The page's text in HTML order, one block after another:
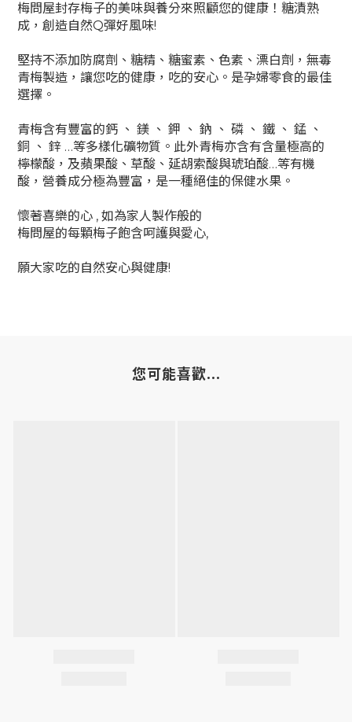
梅問屋封存梅子的美味與養分來照顧您的健康！糖漬熟
成，創造自然Q彈好風味!
堅持不添加防腐劑、糖精、糖蜜素、色素、漂白劑，無毒
青梅製造，讓您吃的健康，吃的安心。是孕婦零食的最佳
選擇。
青梅含有豐富的鈣 、 鎂 、 鉀 、 鈉 、 磷 、 鐵 、 錳 、
銅 、 鋅 …等多樣化礦物質。此外青梅亦含有含量極高的
檸檬酸，及蘋果酸、草酸、延胡索酸與琥珀酸…等有機
酸，營養成分極為豐富，是一種絕佳的保健水果。
懷著喜樂的心 , 如為家人製作般的
梅問屋的每顆梅子飽含呵護與愛心,
願大家吃的自然安心與健康!
您可能喜歡...